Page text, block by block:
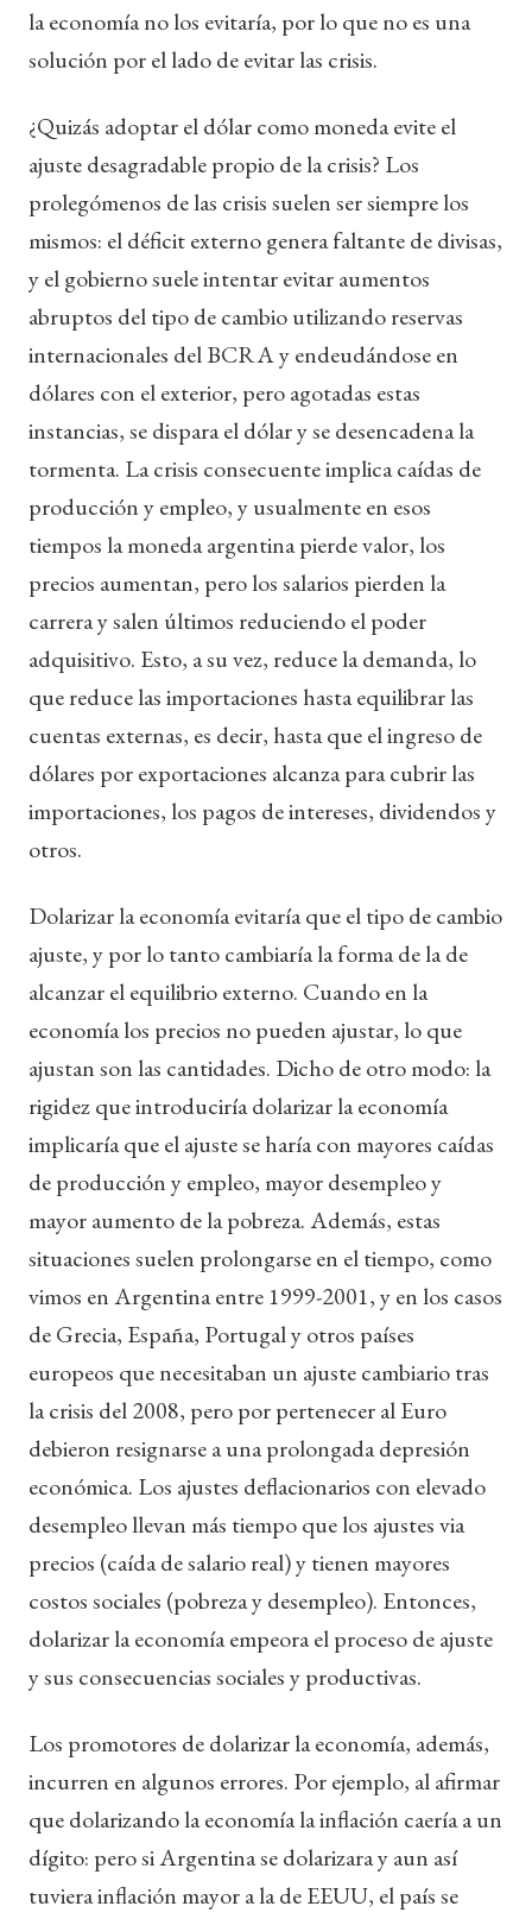
la economía no los evitaría, por lo que no es una
solución por el lado de evitar las crisis.
¿Quizás adoptar el dólar como moneda evite el
ajuste desagradable propio de la crisis? Los
prolegómenos de las crisis suelen ser siempre los
mismos: el déficit externo genera faltante de divisas,
y el gobierno suele intentar evitar aumentos
abruptos del tipo de cambio utilizando reservas
internacionales del BCRA y endeudándose en
dólares con el exterior, pero agotadas estas
instancias, se dispara el dólar y se desencadena la
tormenta. La crisis consecuente implica caídas de
producción y empleo, y usualmente en esos
tiempos la moneda argentina pierde valor, los
precios aumentan, pero los salarios pierden la
carrera y salen últimos reduciendo el poder
adquisitivo. Esto, a su vez, reduce la demanda, lo
que reduce las importaciones hasta equilibrar las
cuentas externas, es decir, hasta que el ingreso de
dólares por exportaciones alcanza para cubrir las
importaciones, los pagos de intereses, dividendos y
otros.
Dolarizar la economía evitaría que el tipo de cambio
ajuste, y por lo tanto cambiaría la forma de la de
alcanzar el equilibrio externo. Cuando en la
economía los precios no pueden ajustar, lo que
ajustan son las cantidades. Dicho de otro modo: la
rigidez que introduciría dolarizar la economía
implicaría que el ajuste se haría con mayores caídas
de producción y empleo, mayor desempleo y
mayor aumento de la pobreza. Además, estas
situaciones suelen prolongarse en el tiempo, como
vimos en Argentina entre 1999-2001, y en los casos
de Grecia, España, Portugal y otros países
europeos que necesitaban un ajuste cambiario tras
la crisis del 2008, pero por pertenecer al Euro
debieron resignarse a una prolongada depresión
económica. Los ajustes deflacionarios con elevado
desempleo llevan más tiempo que los ajustes via
precios (caída de salario real) y tienen mayores
costos sociales (pobreza y desempleo). Entonces,
dolarizar la economía empeora el proceso de ajuste
y sus consecuencias sociales y productivas.
Los promotores de dolarizar la economía, además,
incurren en algunos errores. Por ejemplo, al afirmar
que dolarizando la economía la inflación caería a un
dígito: pero si Argentina se dolarizara y aun así
tuviera inflación mayor a la de EEUU, el país se